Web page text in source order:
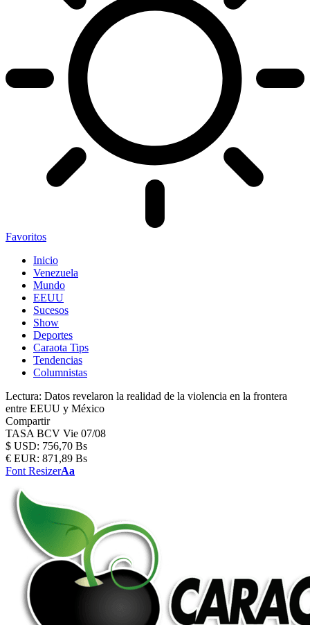
Favoritos
Inicio
Venezuela
Mundo
EEUU
Sucesos
Show
Deportes
Caraota Tips
Tendencias
Columnistas
Lectura: Datos revelaron la realidad de la violencia en la frontera
entre EEUU y México
Compartir
TASA BCV Vie 07/08
$ USD: 756,70 Bs
€ EUR: 871,89 Bs
Font ResizerAa